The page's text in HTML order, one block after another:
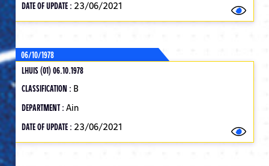
DATE OF UPDATE : 23/06/2021
06/10/1978
LHUIS (01) 06.10.1978
CLASSIFICATION : B
DEPARTMENT : Ain
DATE OF UPDATE : 23/06/2021